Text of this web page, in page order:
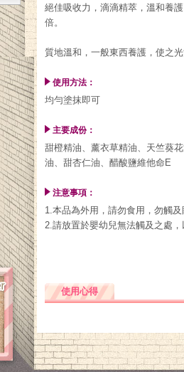
絕佳吸收力，滴滴精萃，溫和養
倍。
質地溫和，一般東西養護，使之
使用方法：
均勻塗抹即可
主要成份：
甜橙精油、薰衣草精油、天竺葵
油、甜杏仁油、醋酸鹽維他命E
注意事項：
1.本品為外用，請勿食用，勿觸
2.請放置於嬰幼兒無法觸及之處
使用心得